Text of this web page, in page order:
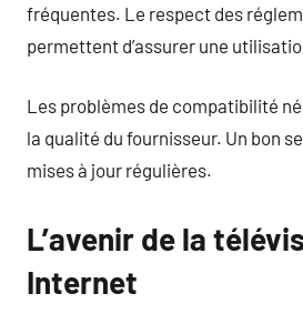
fréquentes. Le respect des
permettent d’assurer une
Les problèmes de compatibilité
la qualité du fournisseur. Un bon
mises à jour régulières.
L’avenir de la
Internet